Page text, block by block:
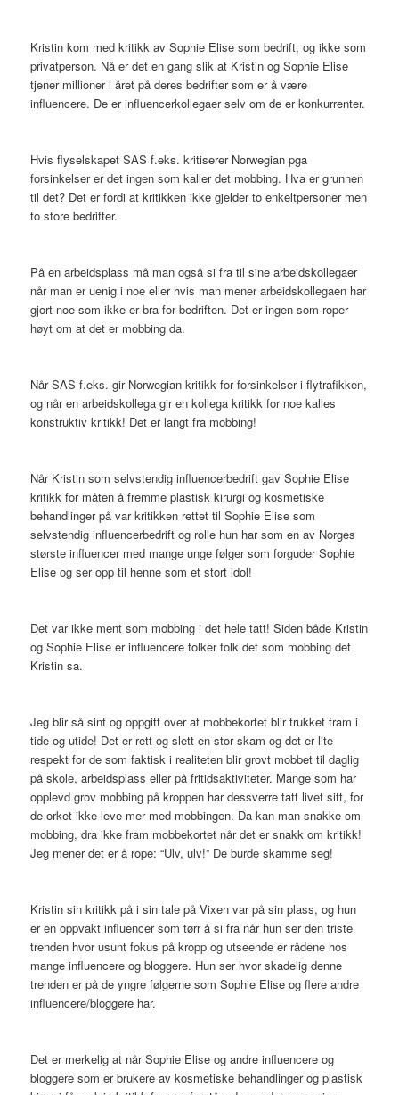
Kristin kom med kritikk av Sophie Elise som bedrift, og ikke som
privatperson. Nå er det en gang slik at Kristin og Sophie Elise
tjener millioner i året på deres bedrifter som er å være
influencere. De er influencerkollegaer selv om de er konkurrenter.
Hvis flyselskapet SAS f.eks. kritiserer Norwegian pga
forsinkelser er det ingen som kaller det mobbing. Hva er grunnen
til det? Det er fordi at kritikken ikke gjelder to enkeltpersoner men
to store bedrifter.
På en arbeidsplass må man også si fra til sine arbeidskollegaer
når man er uenig i noe eller hvis man mener arbeidskollegaen har
gjort noe som ikke er bra for bedriften. Det er ingen som roper
høyt om at det er mobbing da.
Når SAS f.eks. gir Norwegian kritikk for forsinkelser i flytrafikken,
og når en arbeidskollega gir en kollega kritikk for noe kalles
konstruktiv kritikk! Det er langt fra mobbing!
Når Kristin som selvstendig influencerbedrift gav Sophie Elise
kritikk for måten å fremme plastisk kirurgi og kosmetiske
behandlinger på var kritikken rettet til Sophie Elise som
selvstendig influencerbedrift og rolle hun har som en av Norges
største influencer med mange unge følger som forguder Sophie
Elise og ser opp til henne som et stort idol!
Det var ikke ment som mobbing i det hele tatt! Siden både Kristin
og Sophie Elise er influencere tolker folk det som mobbing det
Kristin sa.
Jeg blir så sint og oppgitt over at mobbekortet blir trukket fram i
tide og utide! Det er rett og slett en stor skam og det er lite
respekt for de som faktisk i realiteten blir grovt mobbet til daglig
på skole, arbeidsplass eller på fritidsaktiviteter. Mange som har
opplevd grov mobbing på kroppen har dessverre tatt livet sitt, for
de orket ikke leve mer med mobbingen. Da kan man snakke om
mobbing, dra ikke fram mobbekortet når det er snakk om kritikk!
Jeg mener det er å rope: “Ulv, ulv!” De burde skamme seg!
Kristin sin kritikk på i sin tale på Vixen var på sin plass, og hun
er en oppvakt influencer som tørr å si fra når hun ser den triste
trenden hvor usunt fokus på kropp og utseende er rådene hos
mange influencere og bloggere. Hun ser hvor skadelig denne
trenden er på de yngre følgerne som Sophie Elise og flere andre
influencere/bloggere har.
Det er merkelig at når Sophie Elise og andre influencere og
bloggere som er brukere av kosmetiske behandlinger og plastisk